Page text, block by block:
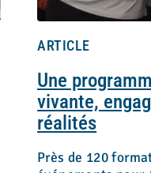
ARTICLE
Une
vivante,
réalités
Près de 120